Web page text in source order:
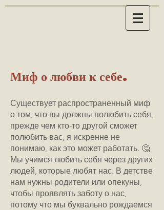
Миф о любви к себе.
Существует распространенный миф
о том, что вы должны полюбить себя,
прежде чем кто-то другой сможет
полюбить вас, я искренне не
понимаю, как это может работать. 🤔
Мы учимся любить себя через других
людей, которые любят нас. В детстве
нам нужны родители или опекуны,
чтобы проявлять заботу о нас,
потому что мы буквально рождаемся